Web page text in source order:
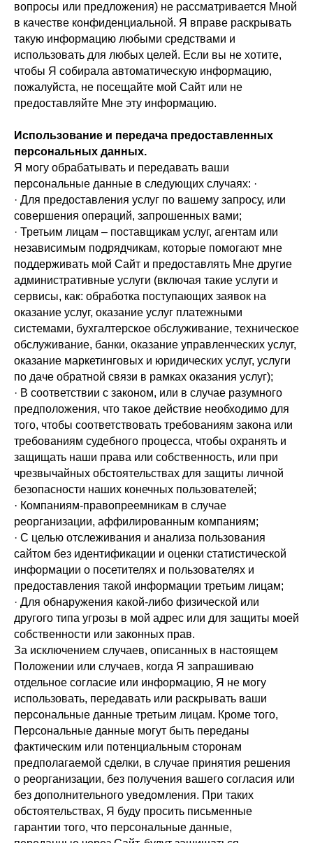
вопросы или предложения) не рассматривается Мной
в качестве конфиденциальной. Я вправе раскрывать
такую информацию любыми средствами и
использовать для любых целей. Если вы не хотите,
чтобы Я собирала автоматическую информацию,
пожалуйста, не посещайте мой Сайт или не
предоставляйте Мне эту информацию.
Использование и передача предоставленных
персональных данных.
Я могу обрабатывать и передавать ваши
персональные данные в следующих случаях: ·
· Для предоставления услуг по вашему запросу, или
совершения операций, запрошенных вами;
· Третьим лицам – поставщикам услуг, агентам или
независимым подрядчикам, которые помогают мне
поддерживать мой Сайт и предоставлять Мне другие
административные услуги (включая такие услуги и
сервисы, как: обработка поступающих заявок на
оказание услуг, оказание услуг платежными
системами, бухгалтерское обслуживание, техническое
обслуживание, банки, оказание управленческих услуг,
оказание маркетинговых и юридических услуг, услуги
по даче обратной связи в рамках оказания услуг);
· В соответствии с законом, или в случае разумного
предположения, что такое действие необходимо для
того, чтобы соответствовать требованиям закона или
требованиям судебного процесса, чтобы охранять и
защищать наши права или собственность, или при
чрезвычайных обстоятельствах для защиты личной
безопасности наших конечных пользователей;
· Компаниям-правопреемникам в случае
реорганизации, аффилированным компаниям;
· С целью отслеживания и анализа пользования
сайтом без идентификации и оценки статистической
информации о посетителях и пользователях и
предоставления такой информации третьим лицам;
· Для обнаружения какой-либо физической или
другого типа угрозы в мой адрес или для защиты моей
собственности или законных прав.
За исключением случаев, описанных в настоящем
Положении или случаев, когда Я запрашиваю
отдельное согласие или информацию, Я не могу
использовать, передавать или раскрывать ваши
персональные данные третьим лицам. Кроме того,
Персональные данные могут быть переданы
фактическим или потенциальным сторонам
предполагаемой сделки, в случае принятия решения
о реорганизации, без получения вашего согласия или
без дополнительного уведомления. При таких
обстоятельствах, Я буду просить письменные
гарантии того, что персональные данные,